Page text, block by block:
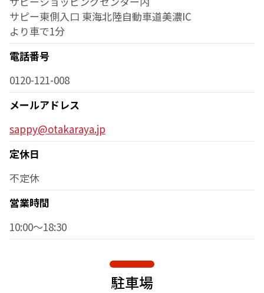
サピー東側入口 東海北陸自動車道美濃IC
より車で1分
電話番号
0120-121-008
メールアドレス
sappy@otakaraya.jp
定休日
不定休
営業時間
10:00～18:30
駐車場